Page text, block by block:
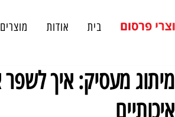
בית אודות מוצרים
מיתוג מעסיק: איך
איכותיים